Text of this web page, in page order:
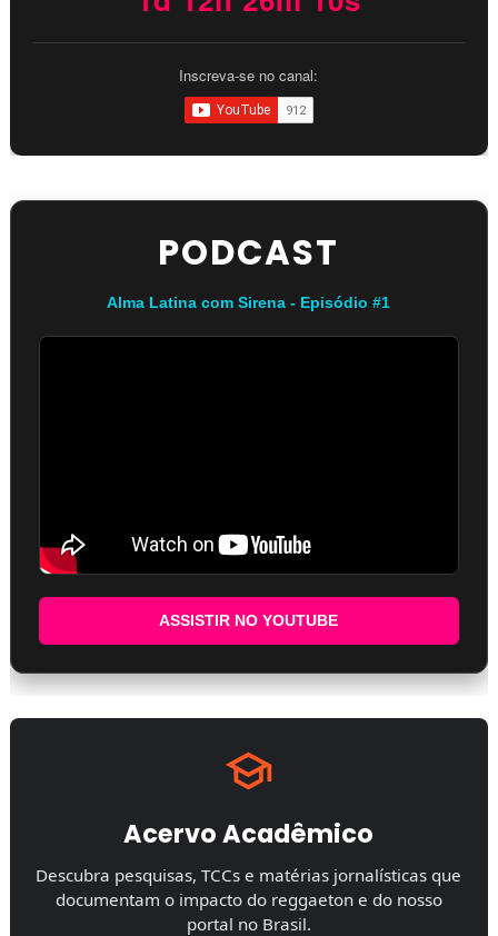
Inscreva-se no canal:
PODCAST
Alma Latina com Sirena - Episódio #1
ASSISTIR NO YOUTUBE
Acervo Acadêmico
Descubra pesquisas, TCCs e matérias jornalísticas que
documentam o impacto do reggaeton e do nosso
portal no Brasil.